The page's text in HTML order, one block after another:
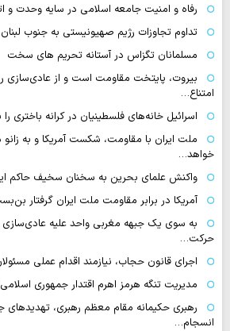
رفاه و امنیت جامعه اسلامی در سایه وحدت
تداوم تجاوزات رژیم صهیونیستی به جنوب لبنان
مسلمانان تگزاس در آستانه تحریم های سخت
بیروت، پایتخت مقاومت است و از عادی‌سازی
امتناع…
اسرائیل خانه‌های فلسطینیان در کرانه
ملت ایران با مقاومت، شکست آمریکا و به
خواهد…
واکنش علمای بحرین به سخنان سخیف حاکم این
آمریکا در برابر مقاومت ملت ایران گرفتار
به سوی یک جبهه مغربی واحد علیه عادی‌سازی
حرکت…
اجرای قانون حجاب، نیازمند اقدام عملی
مدیریت تنگه هرمز اهرم اقتدار جمهوری
رهبری حکیمانه مقام معظم رهبری، تهدیدهای
انسجام…